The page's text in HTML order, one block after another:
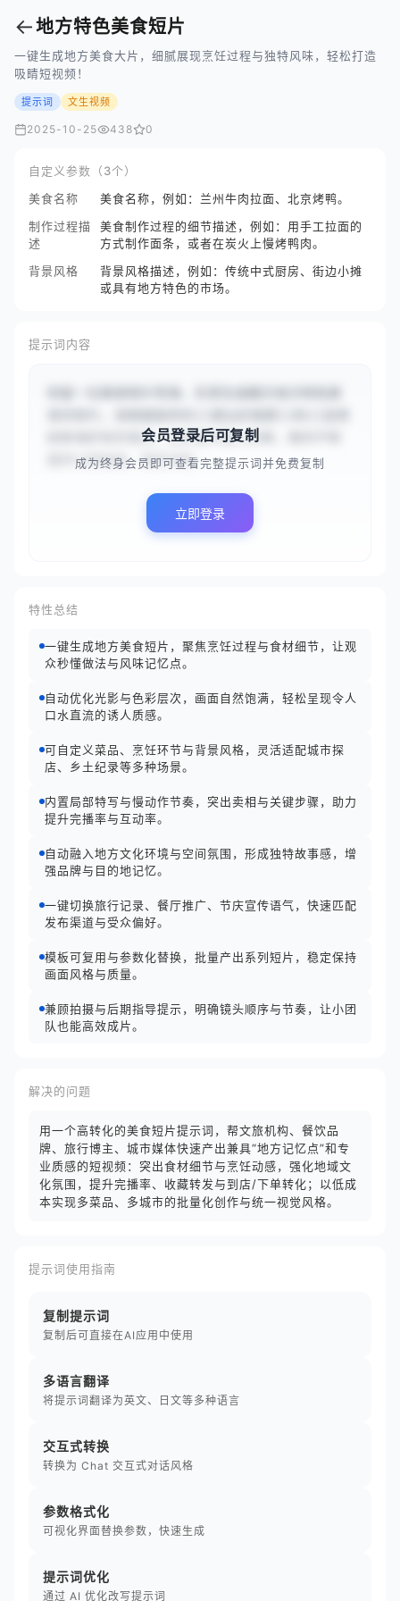
←地方特色美食短片
一键生成地方美食大片，细腻展现烹饪过程与独特风味，轻松打造
吸睛短视频！
提示词 文生视频
2025-10-25 438 0
自定义参数（3个）
美食名称
美食名称，例如：兰州牛肉拉面、北京烤鸭。
制作过程描
述
美食制作过程的细节描述，例如：用手工拉面的
方式制作面条，或者在炭火上慢烤鸭肉。
背景风格
背景风格描述，例如：传统中式厨房、街边小摊
或具有地方特色的市场。
提示词内容
新鲜海虾和珍珠米，在砂锅中慢火熬煮，期间不断
搅拌以防粘底，直至米粒...
会员登录后可复制
成为终身会员即可查看完整提示词并免费复制
立即登录
特性总结
一键生成地方美食短片，聚焦烹饪过程与食材细节，让观
众秒懂做法与风味记忆点。
自动优化光影与色彩层次，画面自然饱满，轻松呈现令人
口水直流的诱人质感。
可自定义菜品、烹饪环节与背景风格，灵活适配城市探
店、乡土纪录等多种场景。
内置局部特写与慢动作节奏，突出卖相与关键步骤，助力
提升完播率与互动率。
自动融入地方文化环境与空间氛围，形成独特故事感，增
强品牌与目的地记忆。
一键切换旅行记录、餐厅推广、节庆宣传语气，快速匹配
发布渠道与受众偏好。
模板可复用与参数化替换，批量产出系列短片，稳定保持
画面风格与质量。
兼顾拍摄与后期指导提示，明确镜头顺序与节奏，让小团
队也能高效成片。
解决的问题
用一个高转化的美食短片提示词，帮文旅机构、餐饮品
牌、旅行博主、城市媒体快速产出兼具“地方记忆点”和专
业质感的短视频：突出食材细节与烹饪动感，强化地域文
化氛围，提升完播率、收藏转发与到店/下单转化；以低成
本实现多菜品、多城市的批量化创作与统一视觉风格。
提示词使用指南
复制提示词
复制后可直接在AI应用中使用
多语言翻译
将提示词翻译为英文、日文等多种语言
交互式转换
转换为 Chat 交互式对话风格
参数格式化
可视化界面替换参数，快速生成
提示词优化
通过 AI 优化改写提示词